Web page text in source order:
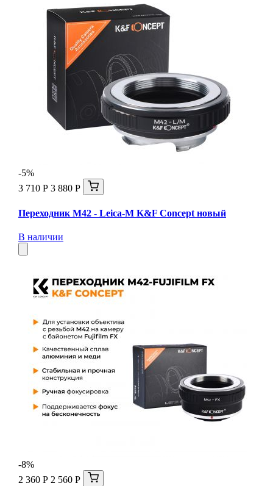
-5%
3 710 Р 3 880 Р
Переходник M42 - Leica-M K&F Concept новый
В наличии
-8%
2 360 Р 2 560 Р